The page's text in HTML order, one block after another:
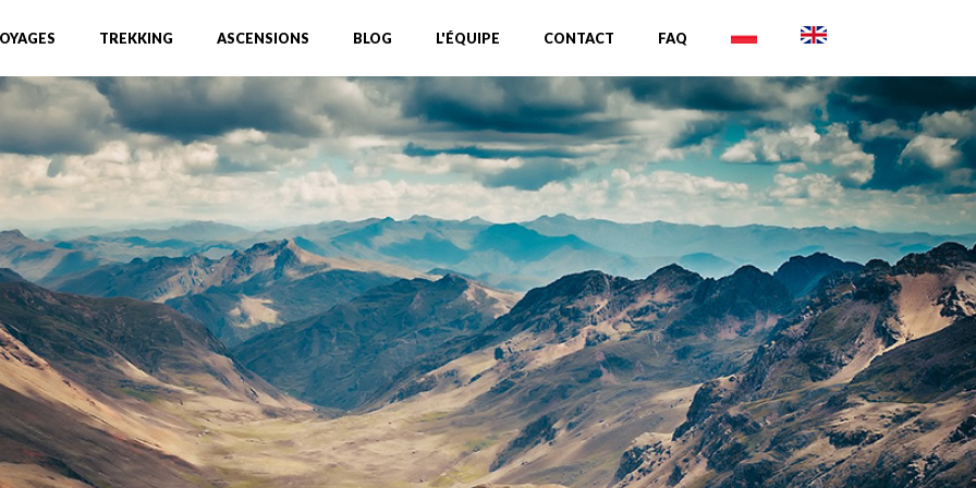
TREKKING ASCENSIONS BLOG L'ÉQUIPE CONTACT FAQ